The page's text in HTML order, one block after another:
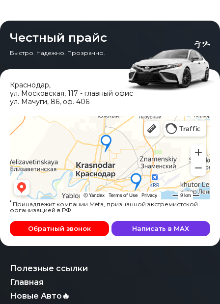
Честный прайс
Быстро. Надежно. Прозрачно.
Полезные ссылки
Главная
Новые Авто🔥
Краснодар,
ул. Московская, 117 - главный офис
ул. Мачуги, 86, оф. 406
* Принадлежит компании Meta, признанной экстремистской
организацией в РФ
Обратный звонок Написать в MAX